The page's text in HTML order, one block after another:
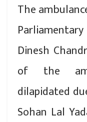
The
Dinesh
of the
dilapidated
Sohan Lal